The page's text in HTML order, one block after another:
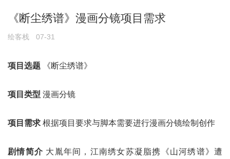
《断尘绣谱》漫画分镜项目需求
绘客栈 07-31
项目选题 《断尘绣谱》
项目类型 漫画分镜
项目需求 根据项目要求与脚本需要进行漫画分镜绘制创作
剧情简介 大胤年间，江南绣女苏凝脂携《山河绣谱》遭